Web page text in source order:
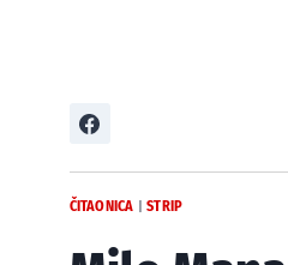
ČITAONICA |STRIP